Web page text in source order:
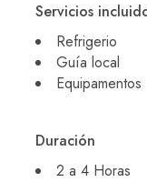
Servicios
Refrigerio
Guía local
Equipamentos
Duración
2 a 4 Horas